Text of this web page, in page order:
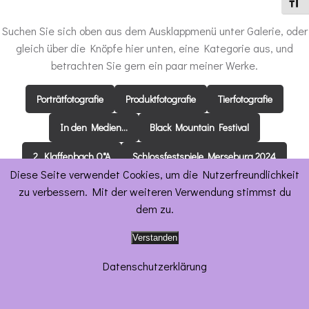
Suchen Sie sich oben aus dem Ausklappmenü unter Galerie, oder
gleich über die Knöpfe hier unten, eine Kategorie aus, und
betrachten Sie gern ein paar meiner Werke.
Porträtfotografie Produktfotografie Tierfotografie
In den Medien… Black Mountain Festival
2. Klaffenbach O*A Schlossfestspiele Merseburg 2024
© 2026 Puschnik Solutions. Created for free using
Diese Seite verwendet Cookies, um die Nutzerfreundlichkeit
zu verbessern. Mit der weiteren Verwendung stimmst du
dem zu.
Verstanden
Datenschutzerklärung